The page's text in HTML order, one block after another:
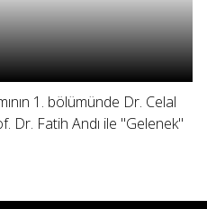
1. bölümünde Dr. Celal
Dr. Fatih Andı ile "Gelenek"